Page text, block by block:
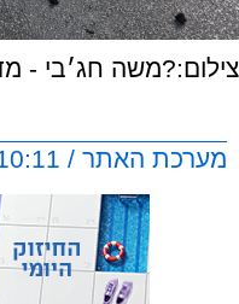
צילום:?משה חג׳בי -
מערכת האתר / 10:11 26.06.26